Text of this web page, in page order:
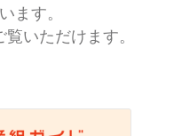
マガジン
ます。
いただけます。